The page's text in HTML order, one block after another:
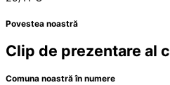
Povestea noastră
Clip de prezentare al
Comuna noastră în numere